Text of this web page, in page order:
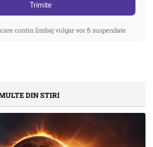
Trimite
contin limbaj vulgar vor fi suspendate
DIN STIRI